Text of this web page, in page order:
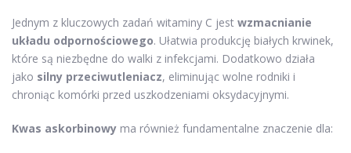
Jednym z kluczowych zadań witaminy C jest wzmacnianie
układu odpornościowego. Ułatwia produkcję białych krwinek,
które są niezbędne do walki z infekcjami. Dodatkowo działa
jako silny przeciwutleniacz, eliminując wolne rodniki i
chroniąc komórki przed uszkodzeniami oksydacyjnymi.
Kwas askorbinowy ma również fundamentalne znaczenie dla: